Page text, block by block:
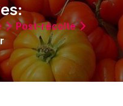
Post-récolte